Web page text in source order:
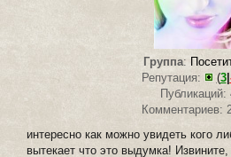
Группа:
Репутация:
(3|
Публикаций:
Комментариев:
интересно как можно увидеть кого
вытекает что это выдумка!